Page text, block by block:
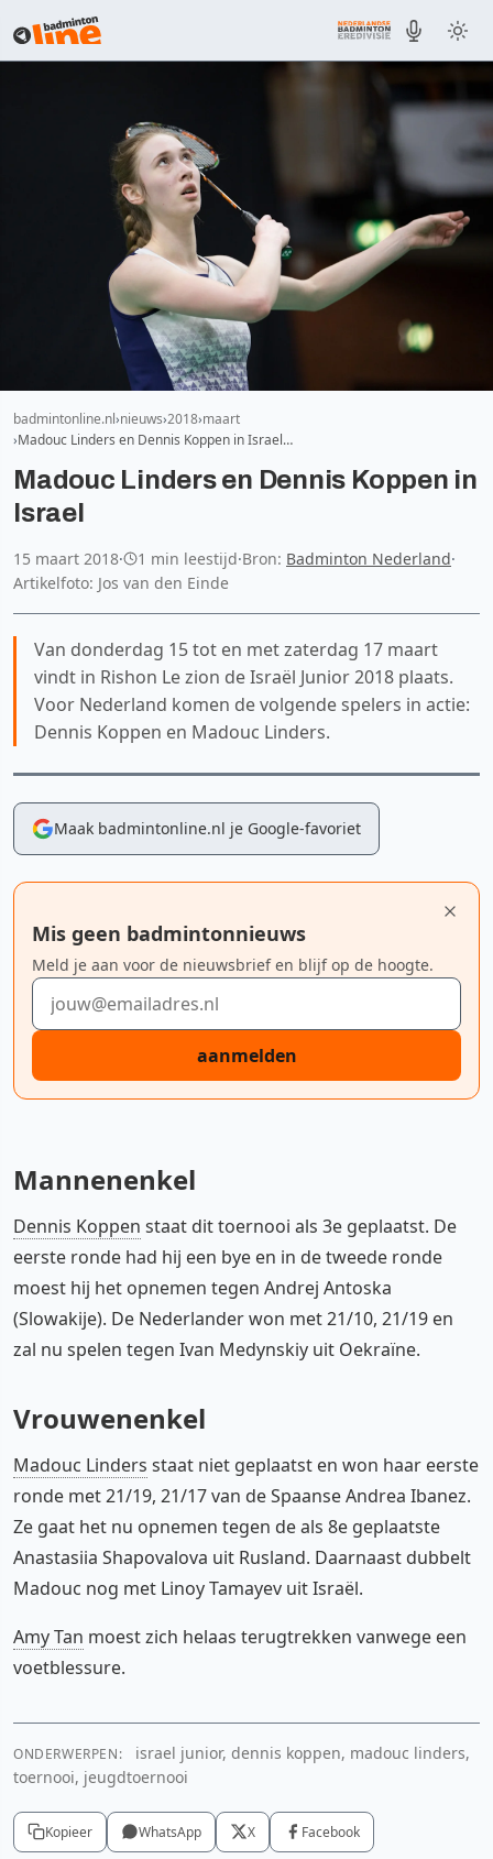
badmintonline.nl nieuws 2018 maart
Madouc Linders en Dennis Koppen in Israel…
Madouc Linders en Dennis Koppen in
Israel
15 maart 2018· 1 min leestijd·Bron: Badminton Nederland·
Artikelfoto: Jos van den Einde
Van donderdag 15 tot en met zaterdag 17 maart
vindt in Rishon Le zion de Israël Junior 2018 plaats.
Voor Nederland komen de volgende spelers in actie:
Dennis Koppen en Madouc Linders.
Maak badmintonline.nl je Google-favoriet
Mis geen badmintonnieuws
Meld je aan voor de nieuwsbrief en blijf op de hoogte.
E-mailadres
aanmelden
Mannenenkel
Dennis Koppen staat dit toernooi als 3e geplaatst. De
eerste ronde had hij een bye en in de tweede ronde
moest hij het opnemen tegen Andrej Antoska
(Slowakije). De Nederlander won met 21/10, 21/19 en
zal nu spelen tegen Ivan Medynskiy uit Oekraïne.
Vrouwenenkel
Madouc Linders staat niet geplaatst en won haar eerste
ronde met 21/19, 21/17 van de Spaanse Andrea Ibanez.
Ze gaat het nu opnemen tegen de als 8e geplaatste
Anastasiia Shapovalova uit Rusland. Daarnaast dubbelt
Madouc nog met Linoy Tamayev uit Israël.
Amy Tan moest zich helaas terugtrekken vanwege een
voetblessure.
ONDERWERPEN:
israel junior, dennis koppen, madouc linders,
toernooi, jeugdtoernooi
Kopieer WhatsApp X Facebook